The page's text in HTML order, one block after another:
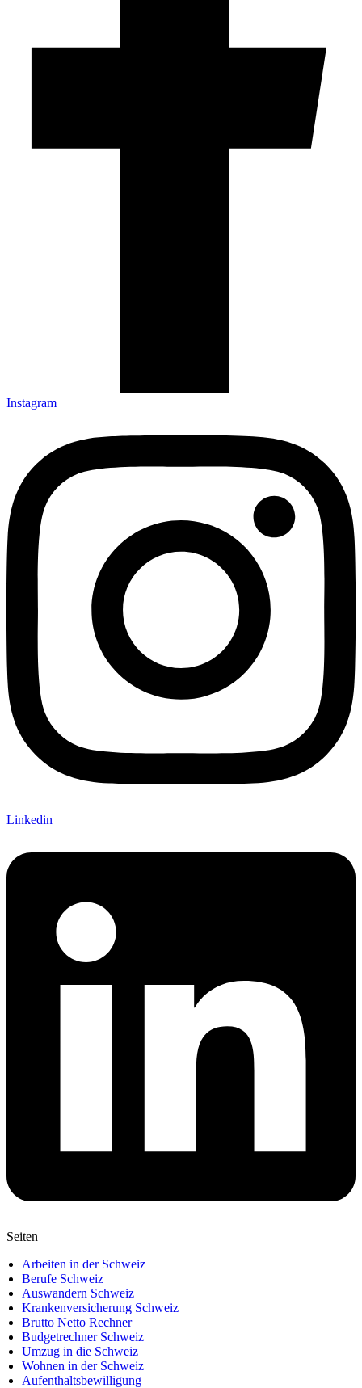
Instagram
Linkedin
Seiten
Arbeiten in der Schweiz
Berufe Schweiz
Auswandern Schweiz
Krankenversicherung Schweiz
Brutto Netto Rechner
Budgetrechner Schweiz
Umzug in die Schweiz
Wohnen in der Schweiz
Aufenthaltsbewilligung